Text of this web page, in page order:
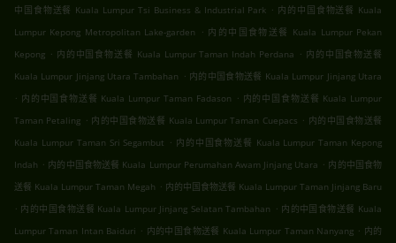
中国食物送餐 Kuala Lumpur Tsi Business & Industrial Park . 内的中国食物送餐 Kuala
Lumpur Kepong Metropolitan Lake-garden
. 内的中国食物送餐 Kuala Lumpur Pekan
Kepong . 内的中国食物送餐 Kuala Lumpur Taman Indah Perdana . 内的中国食物送餐
Kuala Lumpur Jinjang Utara Tambahan . 内的中国食物送餐 Kuala Lumpur Jinjang Utara
. 内的中国食物送餐 Kuala Lumpur Taman Fadason . 内的中国食物送餐 Kuala Lumpur
Taman Petaling . 内的中国食物送餐 Kuala Lumpur Taman Cuepacs . 内的中国食物送餐
Kuala Lumpur Taman Sri Segambut . 内的中国食物送餐 Kuala Lumpur Taman Kepong
Indah . 内的中国食物送餐 Kuala Lumpur Perumahan Awam Jinjang Utara . 内的中国食物
送餐 Kuala Lumpur Taman Megah . 内的中国食物送餐 Kuala Lumpur Taman Jinjang Baru
. 内的中国食物送餐 Kuala Lumpur Jinjang Selatan Tambahan . 内的中国食物送餐 Kuala
Lumpur Taman Intan Baiduri . 内的中国食物送餐 Kuala Lumpur Taman Nanyang . 内的